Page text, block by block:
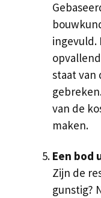
ingevuld.
staat van
van de
maken.
Een bod
Zijn de
gunstig?